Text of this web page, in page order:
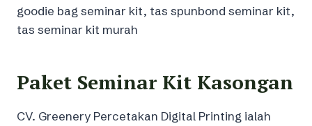
goodie bag seminar kit, tas spunbond seminar kit,
tas seminar kit murah
Paket Seminar Kit Kasongan
CV. Greenery Percetakan Digital Printing ialah